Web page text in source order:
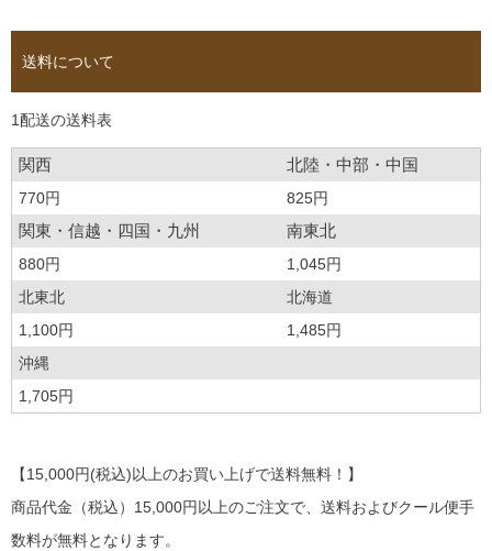
送料について
1配送の送料表
関西 北陸・中部・中国
770円 825円
関東・信越・四国・九州 南東北
880円
1,045円
北東北
北海道
1,100円
1,485円
沖縄
1,705円
【15,000円(税込)以上のお買い上げで送料無料！】
商品代金（税込）15,000円以上のご注文で、送料およびクール便手
数料が無料となります。